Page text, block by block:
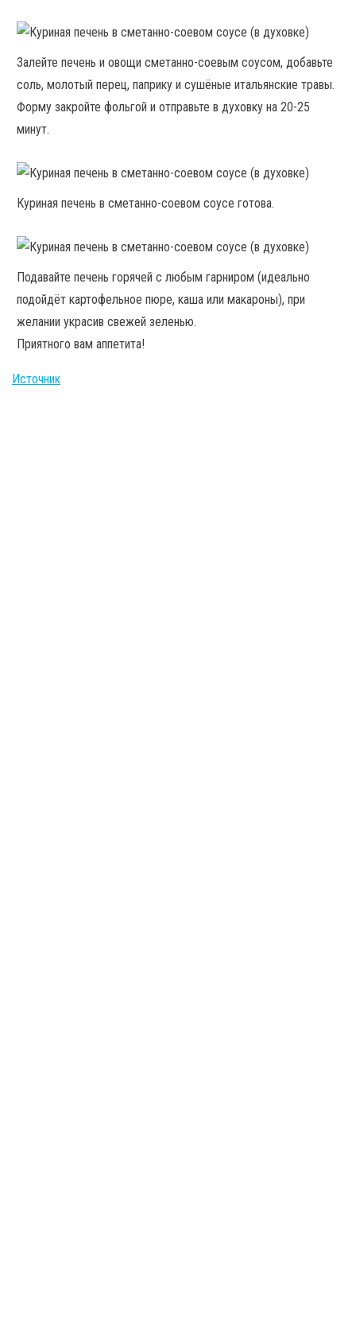
Залейте печень и овощи сметанно-соевым соусом, добавьте
соль, молотый перец, паприку и сушёные итальянские травы.
Форму закройте фольгой и отправьте в духовку на 20-25
минут.
Куриная печень в сметанно-соевом соусе готова.
Подавайте печень горячей с любым гарниром (идеально
подойдёт картофельное пюре, каша или макароны), при
желании украсив свежей зеленью.
Приятного вам аппетита!
Источник